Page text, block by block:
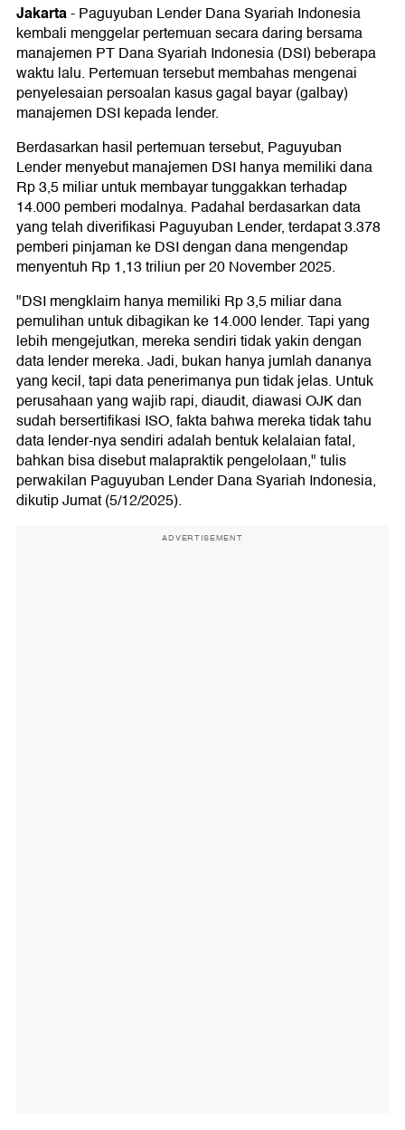
Jakarta-Paguyuban Lender Dana Syariah Indonesia
kembali menggelar pertemuan secara daring bersama
manajemen PT Dana Syariah Indonesia (DSI) beberapa
waktu lalu. Pertemuan tersebut membahas mengenai
penyelesaian persoalan kasus gagal bayar (galbay)
manajemen DSI kepada lender.
Berdasarkan hasil pertemuan tersebut, Paguyuban
Lender menyebut manajemen DSI hanya memiliki dana
Rp 3,5 miliar untuk membayar tunggakkan terhadap
14.000 pemberi modalnya. Padahal berdasarkan data
yang telah diverifikasi Paguyuban Lender, terdapat 3.378
pemberi pinjaman ke DSI dengan dana mengendap
menyentuh Rp 1,13 triliun per 20 November 2025.
"DSI mengklaim hanya memiliki Rp 3,5 miliar dana
pemulihan untuk dibagikan ke 14.000 lender. Tapi yang
lebih mengejutkan, mereka sendiri tidak yakin dengan
data lender mereka. Jadi, bukan hanya jumlah dananya
yang kecil, tapi data penerimanya pun tidak jelas. Untuk
perusahaan yang wajib rapi, diaudit, diawasi OJK dan
sudah bersertifikasi ISO, fakta bahwa mereka tidak tahu
data lender-nya sendiri adalah bentuk kelalaian fatal,
bahkan bisa disebut malapraktik pengelolaan," tulis
perwakilan Paguyuban Lender Dana Syariah Indonesia,
dikutip Jumat (5/12/2025).
ADVERTISEMENT